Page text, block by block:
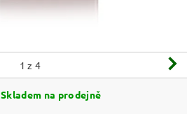
1 z 4
Skladem na prodejně